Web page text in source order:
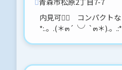
2026-03-06
朝日プラザ堤町Ⅱ-502
売りマンションです。
売買価格 500万円
内見可👍🏻 コンパクトな
*:.。.(＊๓´╰╯`๓＊).。.:*